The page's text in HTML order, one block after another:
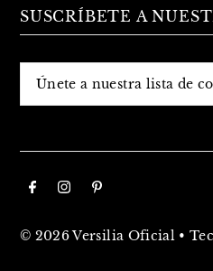
SUSCRÍBETE A
© 2026 Versilia Oficial •